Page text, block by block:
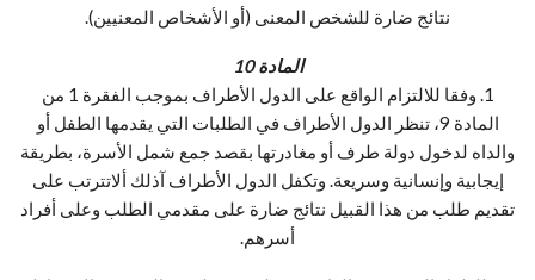
نتائج ضارة للشخص المعنى (أو الأشخاص المعنيين).
المادة 10
1. وفقا للالتزام الواقع على الدول الأطراف بموجب الفقرة 1 من
المادة 9، تنظر الدول الأطراف في الطلبات التي يقدمها الطفل أو
والداه لدخول دولة طرف أو مغادرتها بقصد جمع شمل الأسرة، بطريقة
إيجابية وإنسانية وسريعة. وتكفل الدول الأطراف آذلك ألاتترتب على
تقديم طلب من هذا القبيل نتائج ضارة على مقدمي الطلب وعلى أفراد
أسرهم.